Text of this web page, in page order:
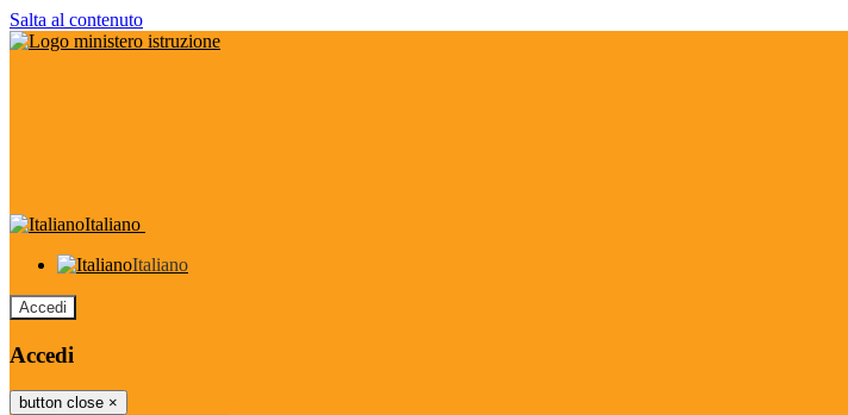
Salta al contenuto
Italiano
Italiano
Accedi
Accedi
button close ×